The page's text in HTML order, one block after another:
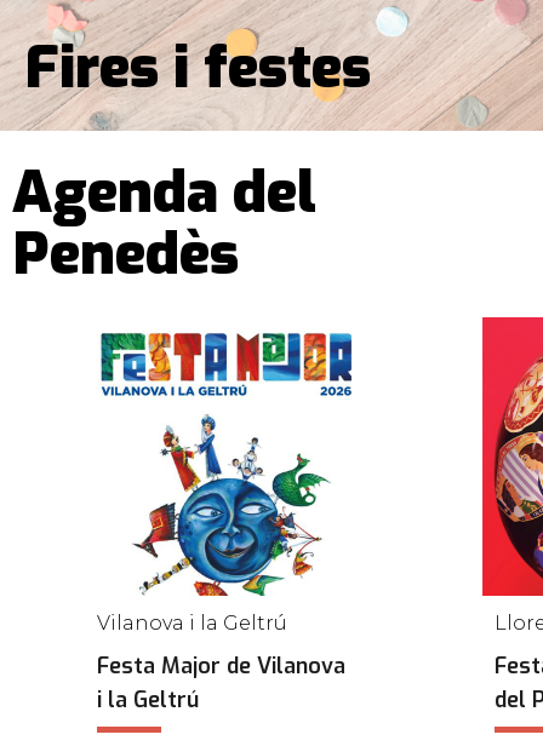
Fires i festes
Agenda del
Penedès
Vilanova i la Geltrú
Festa Major de Vilanova
i la Geltrú
del